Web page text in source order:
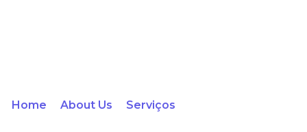
Home About Us Serviços